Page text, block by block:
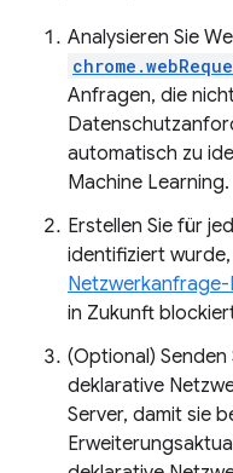
Analysieren Sie
Anfragen, die
automatisch zu
Machine Learning.
Erstellen Sie für
identifiziert
Netzwerkanfrage-
in Zukunft
(Optional)
deklarative
Server, damit sie